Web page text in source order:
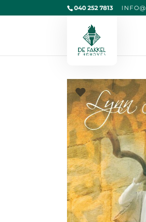
040 252 7813 @OFNI